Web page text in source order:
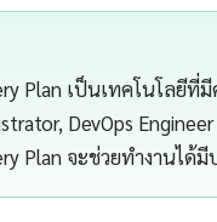
Plan เป็นเทคโนโลยี
DevOps
Plan จะช่วยทำงานไ